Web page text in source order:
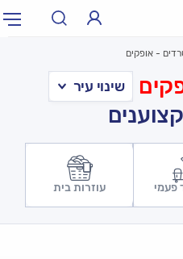
- אופקים
פעמי עוזרות בית